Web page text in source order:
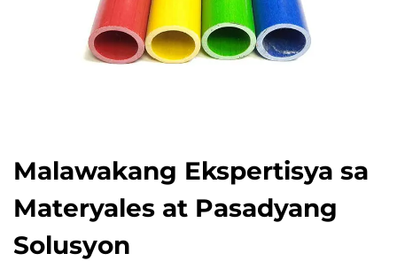
Malawakang Ekspertisya sa
Materyales at Pasadyang
Solusyon